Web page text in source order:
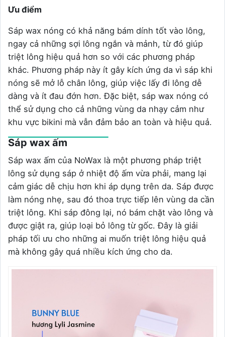
Ưu điểm
Sáp wax nóng có khả năng bám dính tốt vào lông,
ngay cả những sợi lông ngắn và mảnh, từ đó giúp
triệt lông hiệu quả hơn so với các phương pháp
khác. Phương pháp này ít gây kích ứng da vì sáp khi
nóng sẽ mở lỗ chân lông, giúp việc lấy đi lông dễ
dàng và ít đau đớn hơn. Đặc biệt, sáp wax nóng có
thể sử dụng cho cả những vùng da nhạy cảm như
khu vực bikini mà vẫn đảm bảo an toàn và hiệu quả.
Sáp wax ấm
Sáp wax ấm của NoWax là một phương pháp triệt
lông sử dụng sáp ở nhiệt độ ấm vừa phải, mang lại
cảm giác dễ chịu hơn khi áp dụng trên da. Sáp được
làm nóng nhẹ, sau đó thoa trực tiếp lên vùng da cần
triệt lông. Khi sáp đông lại, nó bám chặt vào lông và
được giật ra, giúp loại bỏ lông từ gốc. Đây là giải
pháp tối ưu cho những ai muốn triệt lông hiệu quả
mà không gây quá nhiều kích ứng cho da.